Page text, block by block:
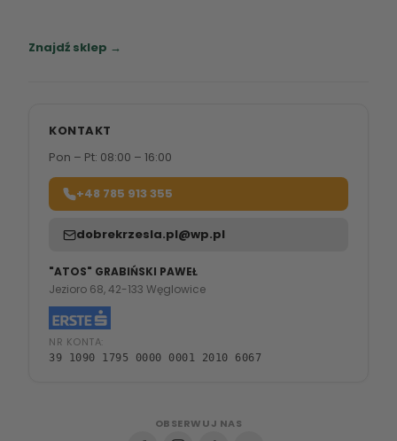
Znajdź sklep →
KONTAKT
Pon – Pt: 08:00 – 16:00
+48 785 913 355
dobrekrzesla.pl@wp.pl
"ATOS" GRABIŃSKI PAWEŁ
Jezioro 68, 42-133 Węglowice
NR KONTA:
39 1090 1795 0000 0001 2010 6067
OBSERWUJ NAS